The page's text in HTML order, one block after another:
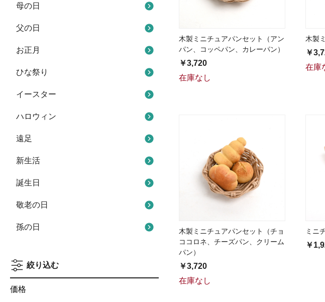
母の日
父の日
お正月
ひな祭り
イースター
ハロウィン
遠足
新生活
誕生日
敬老の日
孫の日
絞り込む
価格
木製ミニチュアパンセット（アン
パン、コッペパン、カレーパン）
￥3,720
在庫なし
木製
￥
在庫
木製ミニチュアパンセット（チョ
ココロネ、チーズパン、クリーム
パン）
￥3,720
在庫なし
ミニ
￥